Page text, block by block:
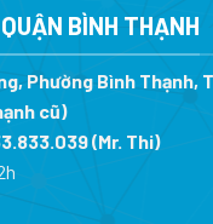
BÌNH THẠNH
Phường Bình Thạnh,
cũ)
(Mr. Thi)